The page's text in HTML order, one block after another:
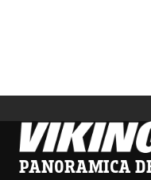
PANORAMICA